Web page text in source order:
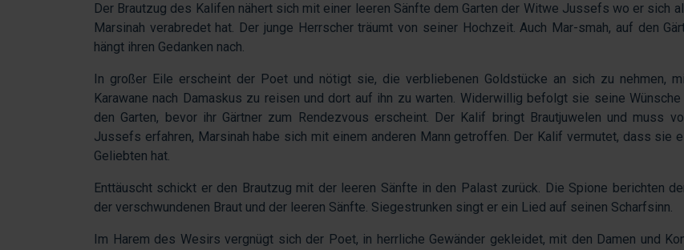
Der Brautzug des Kalifen nähert sich mit einer leeren Sänfte dem Garten der Witwe Jussefs wo er sich
Marsinah verabredet hat. Der junge Herrscher träumt von seiner Hochzeit. Auch Mar-smah, auf den
hängt ihren Gedanken nach.
In großer Eile erscheint der Poet und nötigt sie, die verbliebenen Goldstücke an sich zu nehmen,
Karawane nach Damaskus zu reisen und dort auf ihn zu warten. Widerwillig befolgt sie seine
den Garten, bevor ihr Gärtner zum Rendezvous erscheint. Der Kalif bringt Brautjuwelen und muss
Jussefs erfahren, Marsinah habe sich mit einem anderen Mann getroffen. Der Kalif vermutet, dass sie
Geliebten hat.
Enttäuscht schickt er den Brautzug mit der leeren Sänfte in den Palast zurück. Die Spione berichten
der verschwundenen Braut und der leeren Sänfte. Siegestrunken singt er ein Lied auf seinen Scharfsinn.
Im Harem des Wesirs vergnügt sich der Poet, in herrliche Gewänder gekleidet, mit den Damen und